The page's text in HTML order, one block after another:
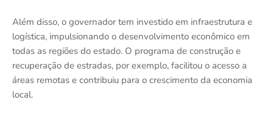
Além disso, o governador tem investido em infraestrutura e
logística, impulsionando o desenvolvimento econômico em
todas as regiões do estado. O programa de construção e
recuperação de estradas, por exemplo, facilitou o acesso a
áreas remotas e contribuiu para o crescimento da economia
local.